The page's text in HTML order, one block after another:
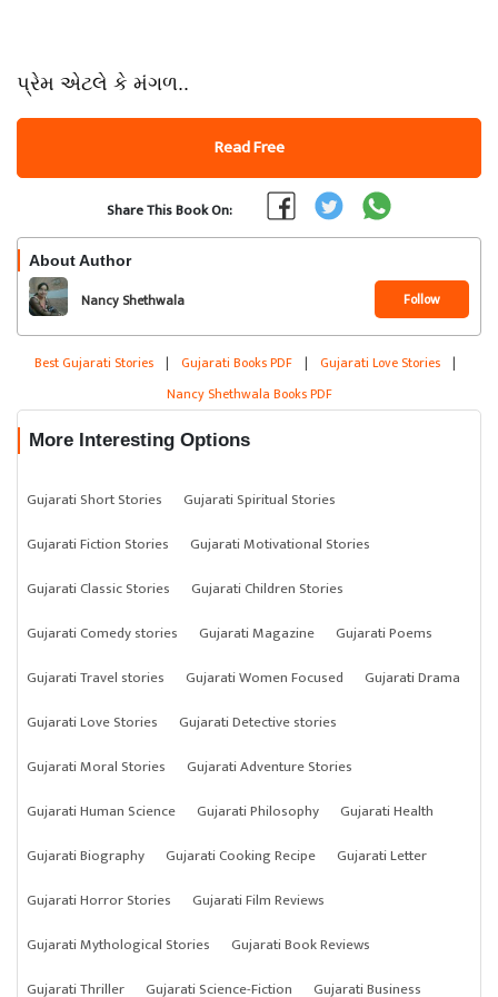
પ્રેમ એટલે કે મંગળ..
Read Free
Share This Book On:
About Author
Nancy Shethwala Follow
Best Gujarati Stories | Gujarati Books PDF | Gujarati Love Stories |
Nancy Shethwala Books PDF
More Interesting Options
Gujarati Short Stories
Gujarati Spiritual Stories
Gujarati Fiction Stories
Gujarati Motivational Stories
Gujarati Classic Stories
Gujarati Children Stories
Gujarati Comedy stories
Gujarati Magazine
Gujarati Poems
Gujarati Travel stories
Gujarati Women Focused
Gujarati Drama
Gujarati Love Stories
Gujarati Detective stories
Gujarati Moral Stories
Gujarati Adventure Stories
Gujarati Human Science
Gujarati Philosophy
Gujarati Health
Gujarati Biography
Gujarati Cooking Recipe
Gujarati Letter
Gujarati Horror Stories
Gujarati Film Reviews
Gujarati Mythological Stories
Gujarati Book Reviews
Gujarati Thriller
Gujarati Science-Fiction Gujarati Business